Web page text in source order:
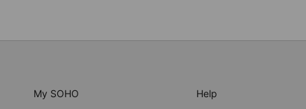
Help
My SOHO